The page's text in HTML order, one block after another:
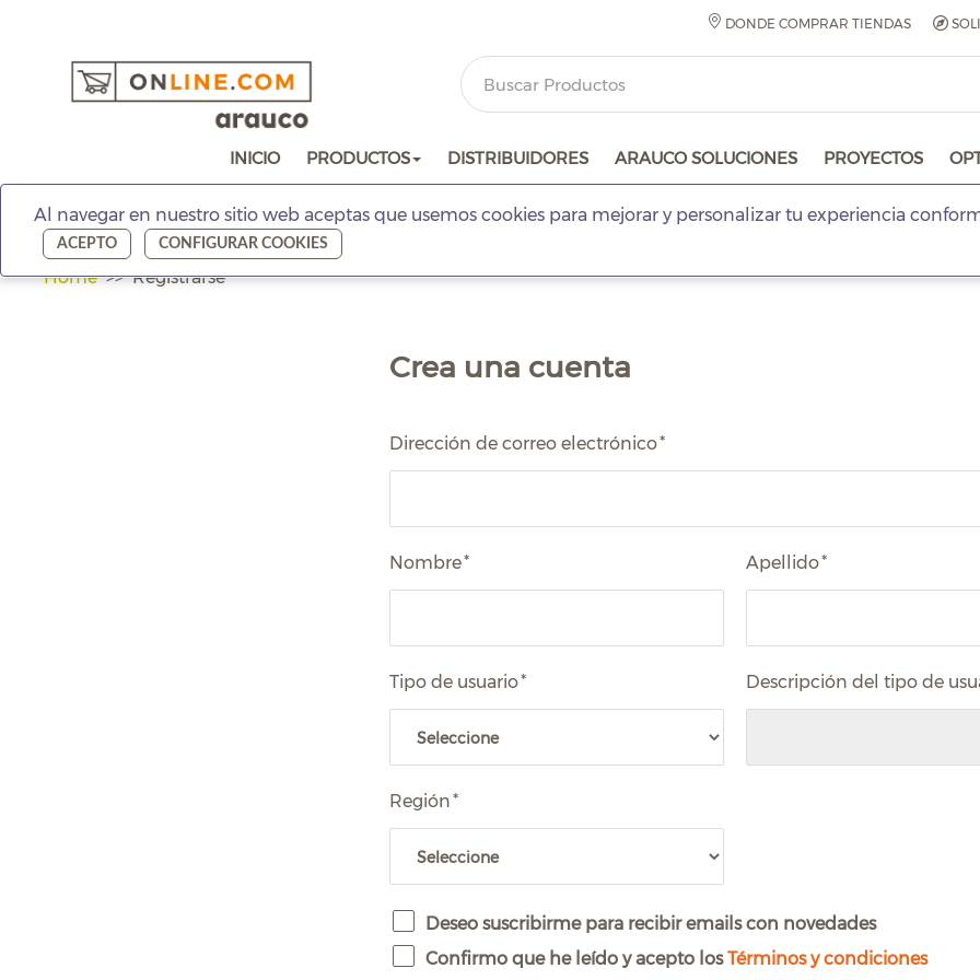
DONDE COMPRAR TIENDAS
INICIO PRODUCTOS DISTRIBUIDORES ARAUCO SOLUCIONES PROYECTOS
Al navegar en nuestro sitio web aceptas que usemos cookies para mejorar y personalizar tu experiencia
ACEPTO CONFIGURAR COOKIES
Home Registrarse
Crea una cuenta
Dirección de correo electrónico*
Nombre* Apellido*
Tipo de usuario* Descripción del tipo de
Región*
Deseo suscribirme para recibir emails con novedades
Confirmo que he leído y acepto losTérminos y condiciones